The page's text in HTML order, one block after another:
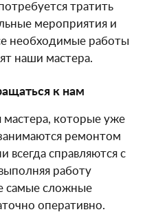
тратить
мероприятия и
необходимые работы
наши мастера.
к нам
мастера, которые уже
ремонтом
справляются с
работу
самые сложные
оперативно.